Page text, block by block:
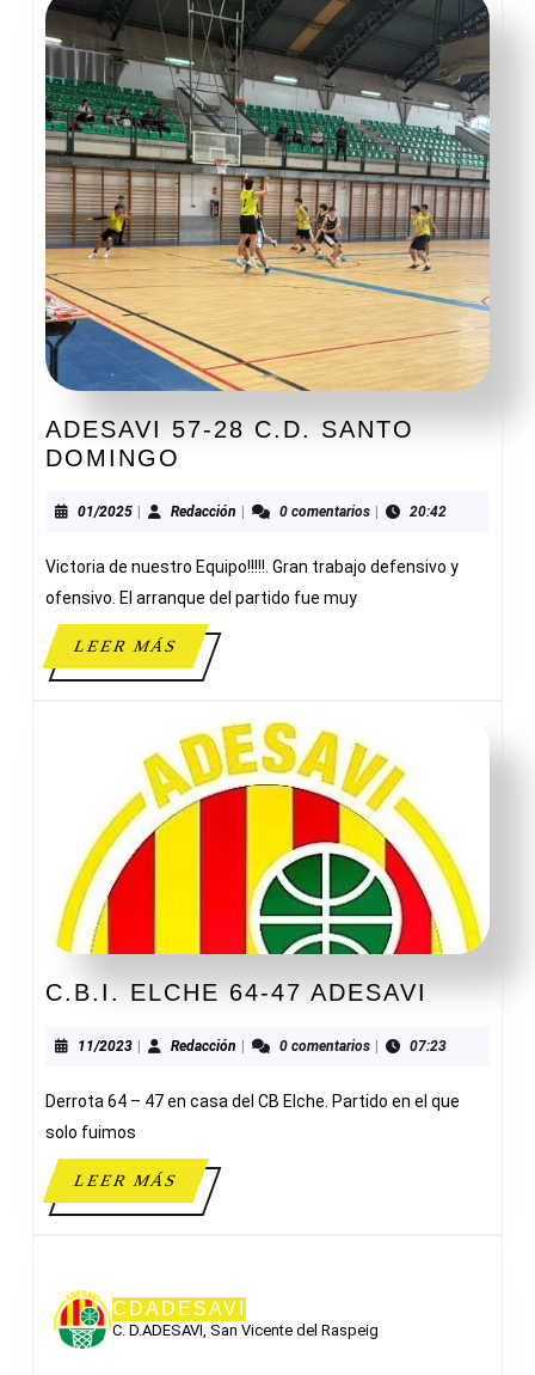
ADESAVI 57-28 C.D. SANTO
DOMINGO
28
SANTO
DOMINGO
01/202501/2025Redacción Redacción0 comentarios 20:42
Victoria de nuestro Equipo!!!!!. Gran trabajo defensivo y
ofensivo. El arranque del partido fue muy
LEER MÁSLEER
MÁS
C.B.I. ELCHE 64-47 ADESAVI
64-
11/202311/2023Redacción Redacción0 comentarios 07:23
Derrota 64 – 47 en casa del CB Elche. Partido en el que
solo fuimos
LEER MÁSLEER
MÁS
CDADESAVI
C. D.ADESAVI, San Vicente del Raspeig